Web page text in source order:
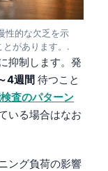
性的な欠乏を示
とがあります。.
抑制します。発
4週間 待つこと
査のパターン
いる場合はなお
ング負荷の影響